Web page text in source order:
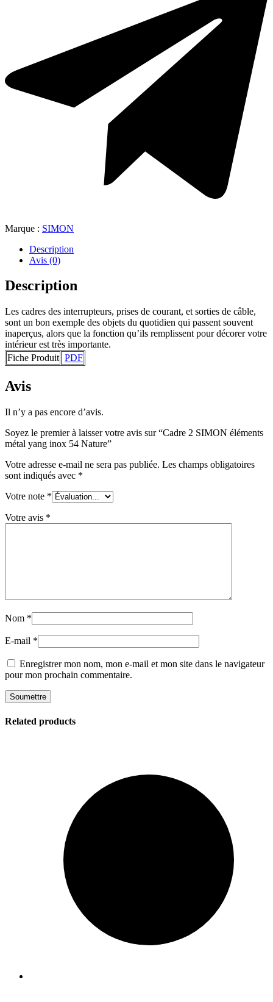
Marque : SIMON
Description
Avis (0)
Description
Les cadres des interrupteurs, prises de courant, et sorties de câble,
sont un bon exemple des objets du quotidien qui passent souvent
inaperçus, alors que la fonction qu’ils remplissent pour décorer votre
intérieur est très importante.
Fiche Produit PDF
Avis
Il n’y a pas encore d’avis.
Soyez le premier à laisser votre avis sur “Cadre 2 SIMON éléments
métal yang inox 54 Nature”
Votre adresse e-mail ne sera pas publiée. Les champs obligatoires
sont indiqués avec *
Votre note *
Votre avis *
Nom *
E-mail *
Enregistrer mon nom, mon e-mail et mon site dans le navigateur
pour mon prochain commentaire.
Related products